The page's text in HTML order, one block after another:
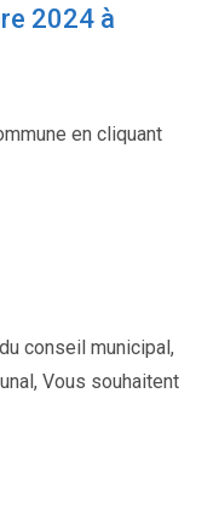
2024 à
en cliquant
conseil municipal,
Vous souhaitent